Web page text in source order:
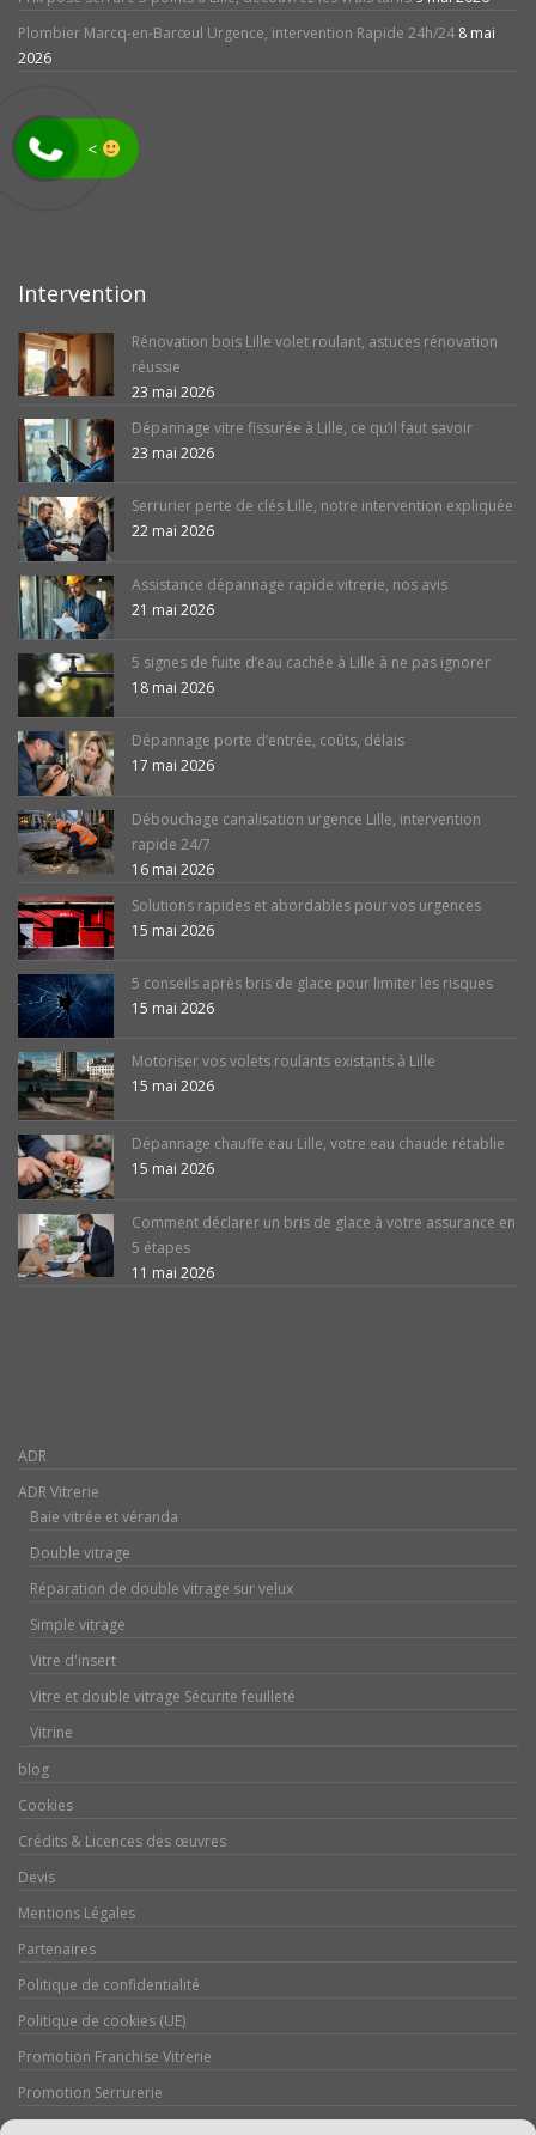
Plombier Marcq-en-Barœul Urgence, intervention Rapide 24h/24 8 mai
2026
avis
Intervention
Rénovation bois Lille volet roulant, astuces rénovation
réussie
23 mai 2026
Dépannage vitre fissurée à Lille, ce qu’il faut savoir
23 mai 2026
Serrurier perte de clés Lille, notre intervention expliquée
22 mai 2026
Assistance dépannage rapide vitrerie, nos avis
21 mai 2026
5 signes de fuite d’eau cachée à Lille à ne pas ignorer
18 mai 2026
Dépannage porte d’entrée, coûts, délais
17 mai 2026
Débouchage canalisation urgence Lille, intervention
rapide 24/7
16 mai 2026
Solutions rapides et abordables pour vos urgences
15 mai 2026
5 conseils après bris de glace pour limiter les risques
15 mai 2026
Motoriser vos volets roulants existants à Lille
15 mai 2026
Dépannage chauffe eau Lille, votre eau chaude rétablie
15 mai 2026
Comment déclarer un bris de glace à votre assurance en
5 étapes
11 mai 2026
ADR
ADR Vitrerie
Baie vitrée et véranda
Double vitrage
Réparation de double vitrage sur velux
Simple vitrage
Vitre d'insert
Vitre et double vitrage Sécurite feuilleté
Vitrine
blog
Cookies
Crédits & Licences des œuvres
Devis
Mentions Légales
Partenaires
Politique de confidentialité
Politique de cookies (UE)
Promotion Franchise Vitrerie
Promotion Serrurerie
<